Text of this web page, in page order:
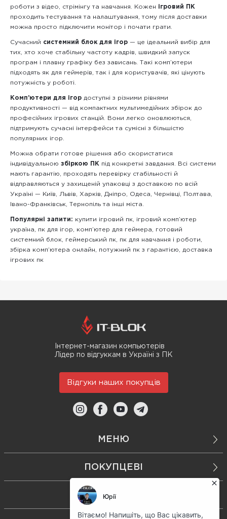
роботи з відео, стрімінгу та навчання. Кожен ігровий ПК
проходить тестування та налаштування, тому після доставки
можна просто підключити монітор і почати грати.
Сучасний системний блок для ігор — це ідеальний вибір для
тих, хто хоче стабільну частоту кадрів, швидкий запуск
програм і плавну графіку без зависань. Такі комп’ютери
підходять як для геймерів, так і для користувачів, які цінують
потужність у роботі.
Комп’ютери для ігор доступні з різними рівнями
продуктивності — від компактних мультимедійних збірок до
професійних ігрових станцій. Вони легко оновлюються,
підтримують сучасні інтерфейси та сумісні з більшістю
популярних ігор.
Можна обрати готове рішення або скористатися
індивідуальною збіркою ПК під конкретні завдання. Всі системи
мають гарантію, проходять перевірку стабільності й
відправляються у захищеній упаковці з доставкою по всій
Україні — Київ, Львів, Харків, Дніпро, Одеса, Чернівці, Полтава,
Івано-Франківськ, Тернопіль та інші міста.
Популярні запити: купити ігровий пк, ігровий комп’ютер
україна, пк для ігор, комп’ютер для геймера, готовий
системний блок, геймерський пк, пк для навчання і роботи,
збірка комп’ютера онлайн, потужний пк з гарантією, доставка
ігрових пк
Інтернет-магазин компьютерів
Лідер по відгуккам в Україні з ПК
Відгуки наших покупців
МЕНЮ
ПОКУПЦЕВІ
КОНТАКТИ